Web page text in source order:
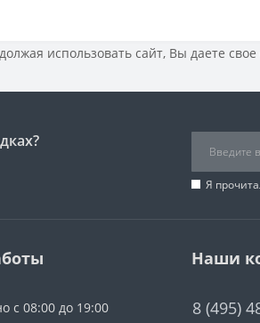
использовать сайт, Вы даете свое
Я
с 08:00 до 19:00
Наши
8 (495)